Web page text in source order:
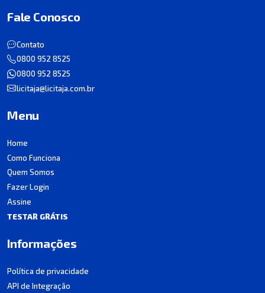
Fale Conosco
Contato
0800 952 8525
0800 952 8525
licitaja@licitaja.com.br
Menu
Home
Como Funciona
Quem Somos
Fazer Login
Assine
TESTAR GRÁTIS
Informações
Política de privacidade
API de Integração